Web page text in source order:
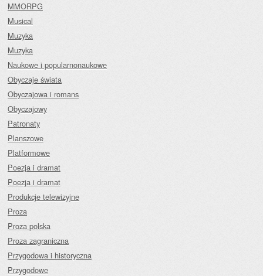
MMORPG
Musical
Muzyka
Muzyka
Naukowe i popularnonaukowe
Obyczaje świata
Obyczajowa i romans
Obyczajowy
Patronaty
Planszowe
Platformowe
Poezja i dramat
Poezja i dramat
Produkcje telewizyjne
Proza
Proza polska
Proza zagraniczna
Przygodowa i historyczna
Przygodowe